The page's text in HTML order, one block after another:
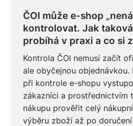
ČOI může e-shop
kontrolovat. Jak
probíhá v praxi a co si
Kontrola ČOI nemusí začít
ale obyčejnou objednávkou.
při kontrole e-shopu
zákazníci a prostřednictvím
nákupu prověřit celý
výběru zboží až po